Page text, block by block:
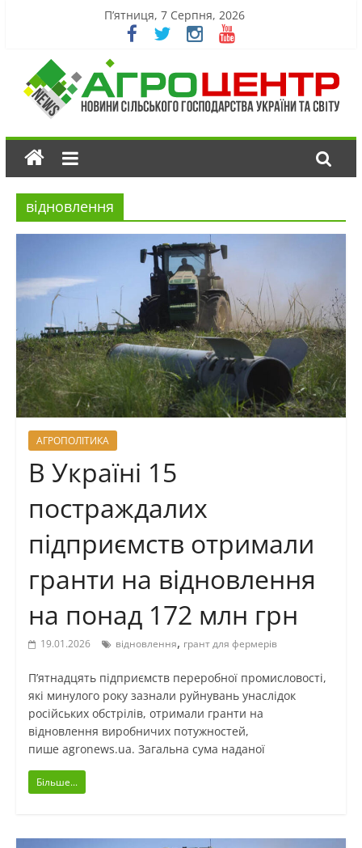
П’ятниця, 7 Серпня, 2026
відновлення
АГРОПОЛІТИКА
В Україні 15
постраждалих
підприємств отримали
гранти на відновлення
на понад 172 млн грн
19.01.2026 відновлення, грант для фермерів
П’ятнадцять підприємств переробної промисловості,
які минулого року зазнали руйнувань унаслідок
російських обстрілів, отримали гранти на
відновлення виробничих потужностей,
пише agronews.ua. Загальна сума наданої
Більше...